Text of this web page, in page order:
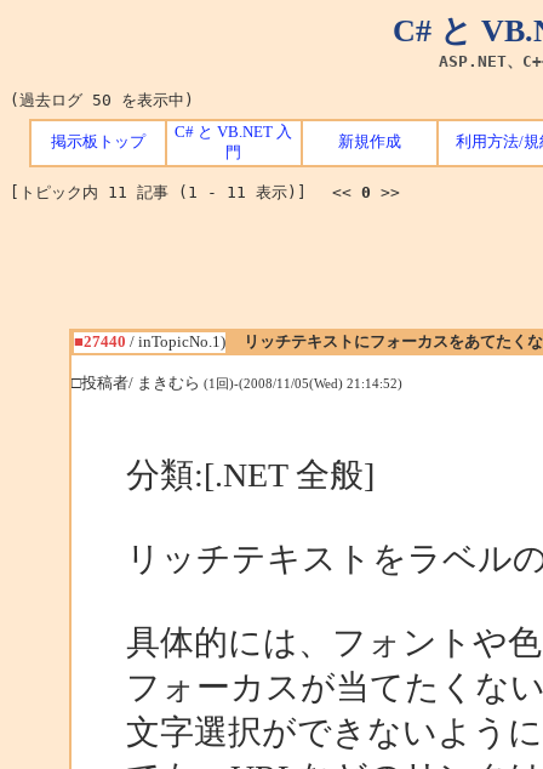
C# と
ASP.NET、
(過去ログ 50 を表示中)
掲示板トップ
C# と VB.NET 入
門
新規作成 利用方法/規
[トピック内 11 記事 (1 - 11 表示)] << 0 >>
■27440 / inTopicNo.1) リッチテキストにフォーカスをあてたく
□投稿者/ まきむら (1回)-(2008/11/05(Wed) 21:14:52)
分類:[.NET 全般]
リッチテキストをラベル
具体的には、フォントや
フォーカスが当てたくな
文字選択ができないよう